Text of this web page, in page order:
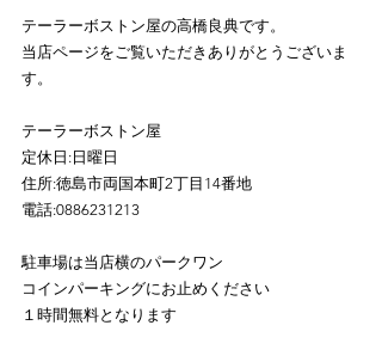
テーラーボストン屋の高橋良典です。
当店ページをご覧いただきありがとうございま
す。
テーラーボストン屋
定休日:日曜日
住所:徳島市両国本町2丁目14番地
電話:0886231213
駐車場は当店横のパークワン
コインパーキングにお止めください
１時間無料となります